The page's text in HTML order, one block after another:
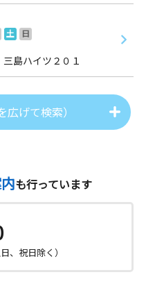
土
日
島ハイツ２０１
げて検索）
も行っています
、祝日除く）